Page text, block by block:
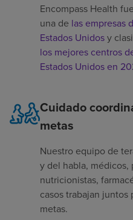
Encompass Health
una de las empresas
Estados Unidosy
los mejores centros
Estados Unidos en
Cuidado
metas
Nuestro equipo de
y del habla, médicos,
nutricionistas,
casos trabajan juntos
metas.